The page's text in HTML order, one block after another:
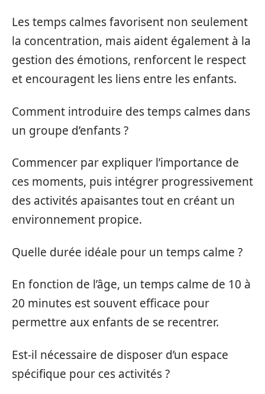
Les temps calmes favorisent non seulement
la concentration, mais aident également à la
gestion des émotions, renforcent le respect
et encouragent les liens entre les enfants.
Comment introduire des temps calmes dans
un groupe d’enfants ?
Commencer par expliquer l’importance de
ces moments, puis intégrer progressivement
des activités apaisantes tout en créant un
environnement propice.
Quelle durée idéale pour un temps calme ?
En fonction de l’âge, un temps calme de 10 à
20 minutes est souvent efficace pour
permettre aux enfants de se recentrer.
Est-il nécessaire de disposer d’un espace
spécifique pour ces activités ?